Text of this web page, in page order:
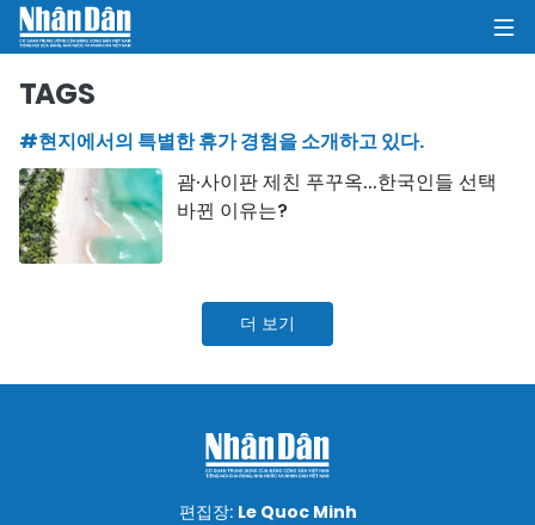
정치
비즈니스
사회
환경
문화
TAGS
#현지에서의 특별한 휴가 경험을 소개하고 있다.
괌·사이판 제친 푸꾸옥...한국인들 선택
바뀐 이유는?
더 보기
편집장: Le Quoc Minh